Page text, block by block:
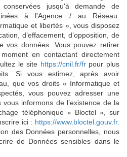
jusqu'à demande de
à l'Agence / au Réseau.
et libertés », vous disposez
d’effacement, d’opposition, de
vos données. Vous pouvez retirer
en contactant directement
le site https://cnil.fr/frpour plus
Si vous estimez, après avoir
que vos droits « Informatique et
vous pouvez adresser une
informons de l’existence de la
téléphonique « Bloctel », sur
ici : https://www.bloctel.gouv.fr.
des Données personnelles, nous
de Données sensibles dans le